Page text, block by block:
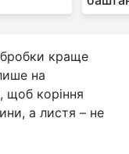
краще
на
щоб коріння
а листя – не